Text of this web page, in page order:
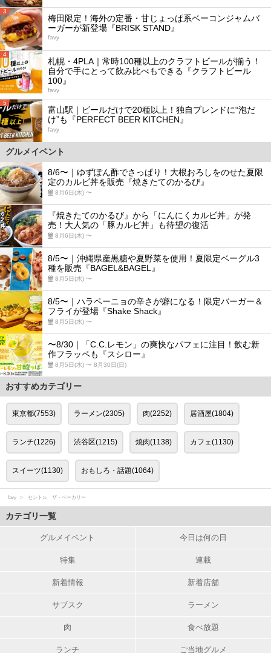
3
梅田限定！海外の定番・甘じょっぱ系ベーコンジャムバ
ーガーが新登場『BRISK STAND』
favy
4
札幌・4PLA｜常時100種以上のクラフトビールが揃う！
自分で手にとって飲み比べもできる『クラフトビール
100』
favy
5
富山駅｜ビールだけで20種以上！独自ブレンドに“泡だ
け”も『PERFECT BEER KITCHEN』
favy
グルメイベント
8/6〜｜ゆずぽん酢でさっぱり！大根おろしをのせた夏限
定のカルビ丼を販売『焼きたてのかるび』
8月6日(木) 〜
『焼きたてのかるび』から「にんにくカルビ丼」が発
売！大人気の「豚カルビ丼」も待望の復活
8月6日(木) 〜
8/5〜｜沖縄県産黒糖や夏野菜を使用！夏限定ベーグル3
種を販売『BAGEL&BAGEL』
8月5日(水) 〜
8/5〜｜ハラペーニョの辛さが癖になる！限定バーガー＆
フライが登場『Shake Shack』
8月5日(水) 〜
〜8/30｜「C.C.レモン」の爽快なパフェに注目！飲む新
作フラッペも『スシロー』
8月5日(水) 〜 8月30日(日)
おすすめカテゴリー
東京都(7553) ラーメン(2305) 肉(2252) 居酒屋(1804)
ランチ(1226) 渋谷区(1215) 焼肉(1138) カフェ(1130)
スイーツ(1130) おもしろ・話題(1064)
favy セントル ザ・ベーカリー
カテゴリ一覧
グルメイベント 今日は何の日
特集 連載
新着情報 新着店舗
サブスク ラーメン
肉 食べ放題
ランチ ご当地グルメ